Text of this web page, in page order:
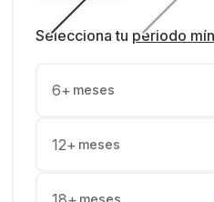
Selecciona tu periodo
6+ meses
12+ meses
meses